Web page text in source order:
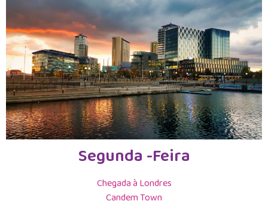
Segunda -Feira
Chegada à Londres
Candem Town